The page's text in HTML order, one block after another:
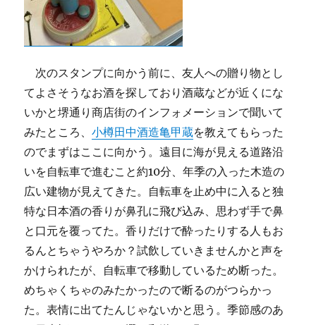
次のスタンプに向かう前に、友人への贈り物とし
てよさそうなお酒を探しており酒蔵などが近くにな
いかと堺通り商店街のインフォメーションで聞いて
みたところ、小樽田中酒造亀甲蔵を教えてもらった
のでまずはここに向かう。遠目に海が見える道路沿
いを自転車で進むこと約10分、年季の入った木造の
広い建物が見えてきた。自転車を止め中に入ると独
特な日本酒の香りが鼻孔に飛び込み、思わず手で鼻
と口元を覆ってた。香りだけで酔ったりする人もお
るんとちゃうやろか？試飲していきませんかと声を
かけられたが、自転車で移動しているため断った。
めちゃくちゃのみたかったので断るのがつらかっ
た。表情に出てたんじゃないかと思う。季節感のあ